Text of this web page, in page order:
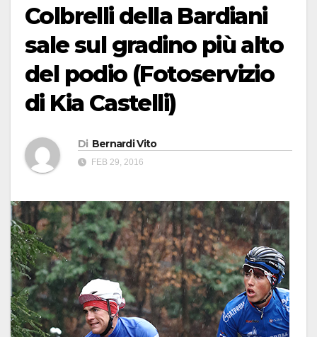
Colbrelli della Bardiani
sale sul gradino più alto
del podio (Fotoservizio
di Kia Castelli)
Di Bernardi Vito
FEB 29, 2016